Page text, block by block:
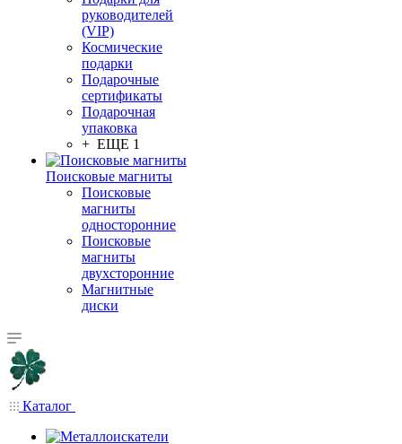
руководителей
(VIP)
Космические
подарки
Подарочные
сертификаты
Подарочная
упаковка
+ ЕЩЕ 1
Поисковые магниты
Поисковые
магниты
односторонние
Поисковые
магниты
двухсторонние
Магнитные
диски
Каталог